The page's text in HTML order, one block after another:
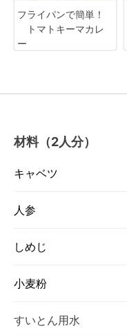
フライパンで簡単！
トマトキーマカレ
ー
材料（2人分）
キャベツ
人参
しめじ
小麦粉
すいとん用水